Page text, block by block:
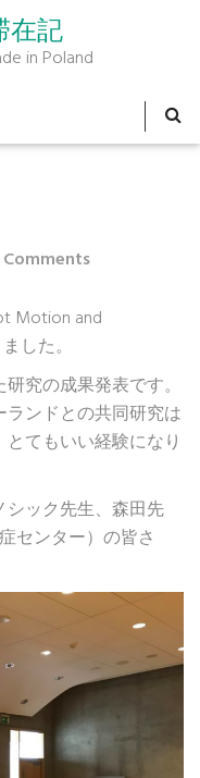
在記
in Poland
Motion and
した。
究の成果発表です。
ンドとの共同研究は
てもいい経験になり
ック先生、森田先
センター）の皆さ